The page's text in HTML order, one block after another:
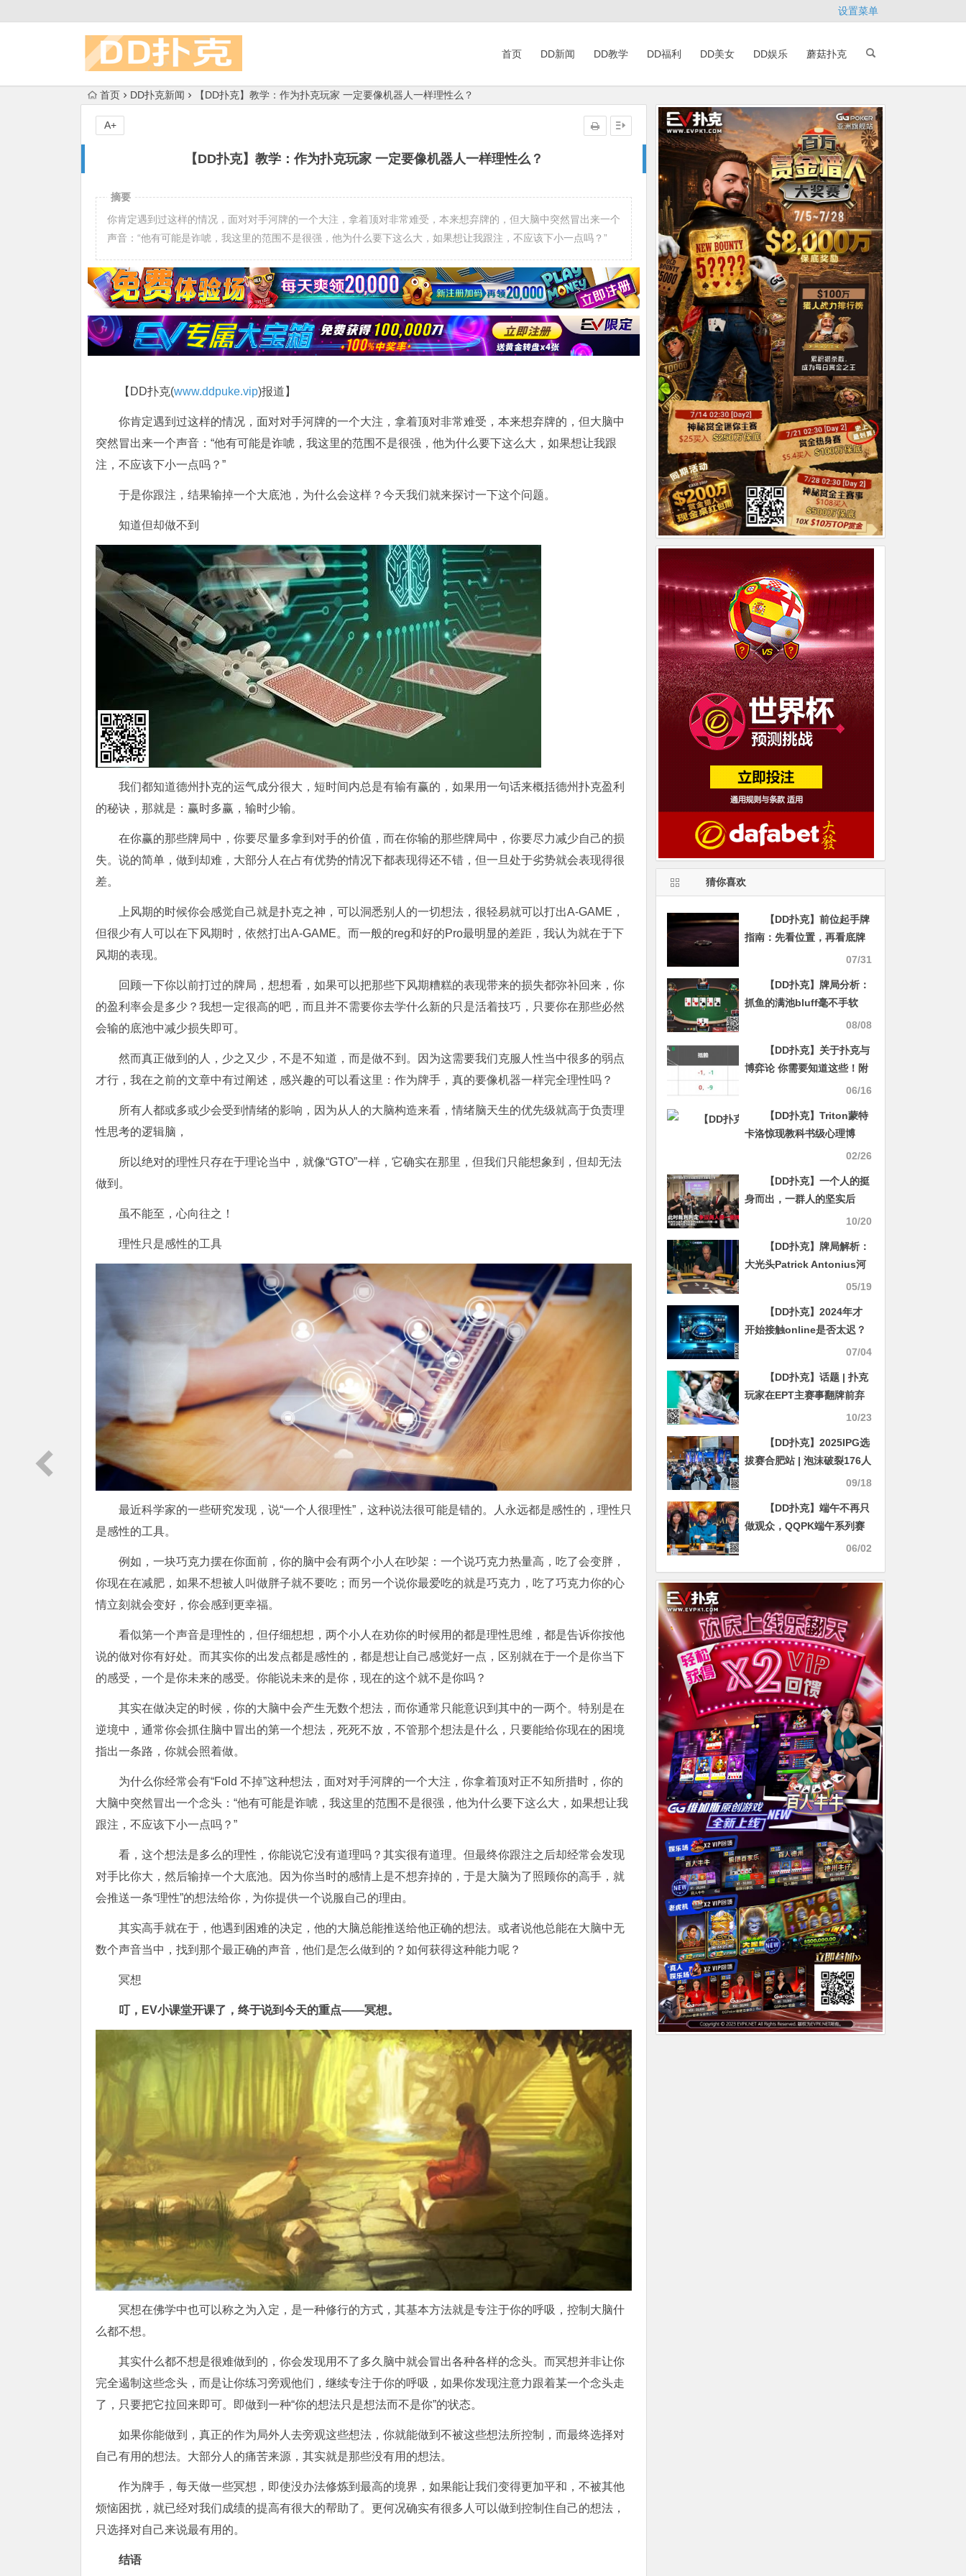
设置菜单
首页 DD新闻 DD教学 DD福利 DD美女 DD娱乐 蘑菇扑克
首页 DD扑克新闻 【DD扑克】教学：作为扑克玩家 一定要像机器人一样理性么？
【DD扑克】教学：作为扑克玩家 一定要像机器人一样理性么？
A+
摘要
你肯定遇到过这样的情况，面对对手河牌的一个大注，拿着顶对非常难受，本来想弃牌的，但大脑中突然冒出来一个
声音：“他有可能是诈唬，我这里的范围不是很强，他为什么要下这么大，如果想让我跟注，不应该下小一点吗？”
【DD扑克(www.ddpuke.vip)报道】
你肯定遇到过这样的情况，面对对手河牌的一个大注，拿着顶对非常难受，本来想弃牌的，但大脑中
突然冒出来一个声音：“他有可能是诈唬，我这里的范围不是很强，他为什么要下这么大，如果想让我跟
注，不应该下小一点吗？”
于是你跟注，结果输掉一个大底池，为什么会这样？今天我们就来探讨一下这个问题。
知道但却做不到
我们都知道德州扑克的运气成分很大，短时间内总是有输有赢的，如果用一句话来概括德州扑克盈利
的秘诀，那就是：赢时多赢，输时少输。
在你赢的那些牌局中，你要尽量多拿到对手的价值，而在你输的那些牌局中，你要尽力减少自己的损
失。说的简单，做到却难，大部分人在占有优势的情况下都表现得还不错，但一旦处于劣势就会表现得很
差。
上风期的时候你会感觉自己就是扑克之神，可以洞悉别人的一切想法，很轻易就可以打出A-GAME，
但很少有人可以在下风期时，依然打出A-GAME。而一般的reg和好的Pro最明显的差距，我认为就在于下
风期的表现。
回顾一下你以前打过的牌局，想想看，如果可以把那些下风期糟糕的表现带来的损失都弥补回来，你
的盈利率会是多少？我想一定很高的吧，而且并不需要你去学什么新的只是活着技巧，只要你在那些必然
会输的底池中减少损失即可。
然而真正做到的人，少之又少，不是不知道，而是做不到。因为这需要我们克服人性当中很多的弱点
才行，我在之前的文章中有过阐述，感兴趣的可以看这里：作为牌手，真的要像机器一样完全理性吗？
所有人都或多或少会受到情绪的影响，因为从人的大脑构造来看，情绪脑天生的优先级就高于负责理
性思考的逻辑脑，
所以绝对的理性只存在于理论当中，就像“GTO”一样，它确实在那里，但我们只能想象到，但却无法
做到。
虽不能至，心向往之！
理性只是感性的工具
最近科学家的一些研究发现，说“一个人很理性”，这种说法很可能是错的。人永远都是感性的，理性只
是感性的工具。
例如，一块巧克力摆在你面前，你的脑中会有两个小人在吵架：一个说巧克力热量高，吃了会变胖，
你现在在减肥，如果不想被人叫做胖子就不要吃；而另一个说你最爱吃的就是巧克力，吃了巧克力你的心
情立刻就会变好，你会感到更幸福。
看似第一个声音是理性的，但仔细想想，两个小人在劝你的时候用的都是理性思维，都是告诉你按他
说的做对你有好处。而其实你的出发点都是感性的，都是想让自己感觉好一点，区别就在于一个是你当下
的感受，一个是你未来的感受。你能说未来的是你，现在的这个就不是你吗？
其实在做决定的时候，你的大脑中会产生无数个想法，而你通常只能意识到其中的一两个。特别是在
逆境中，通常你会抓住脑中冒出的第一个想法，死死不放，不管那个想法是什么，只要能给你现在的困境
指出一条路，你就会照着做。
为什么你经常会有“Fold 不掉”这种想法，面对对手河牌的一个大注，你拿着顶对正不知所措时，你的
大脑中突然冒出一个念头：“他有可能是诈唬，我这里的范围不是很强，他为什么要下这么大，如果想让我
跟注，不应该下小一点吗？”
看，这个想法是多么的理性，你能说它没有道理吗？其实很有道理。但最终你跟注之后却经常会发现
对手比你大，然后输掉一个大底池。因为你当时的感情上是不想弃掉的，于是大脑为了照顾你的高手，就
会推送一条“理性”的想法给你，为你提供一个说服自己的理由。
其实高手就在于，他遇到困难的决定，他的大脑总能推送给他正确的想法。或者说他总能在大脑中无
数个声音当中，找到那个最正确的声音，他们是怎么做到的？如何获得这种能力呢？
冥想
叮，EV小课堂开课了，终于说到今天的重点——冥想。
冥想在佛学中也可以称之为入定，是一种修行的方式，其基本方法就是专注于你的呼吸，控制大脑什
么都不想。
其实什么都不想是很难做到的，你会发现用不了多久脑中就会冒出各种各样的念头。而冥想并非让你
完全遏制这些念头，而是让你练习旁观他们，继续专注于你的呼吸，如果你发现注意力跟着某一个念头走
了，只要把它拉回来即可。即做到一种“你的想法只是想法而不是你”的状态。
如果你能做到，真正的作为局外人去旁观这些想法，你就能做到不被这些想法所控制，而最终选择对
自己有用的想法。大部分人的痛苦来源，其实就是那些没有用的想法。
作为牌手，每天做一些冥想，即使没办法修炼到最高的境界，如果能让我们变得更加平和，不被其他
烦恼困扰，就已经对我们成绩的提高有很大的帮助了。更何况确实有很多人可以做到控制住自己的想法，
只选择对自己来说最有用的。
结语
猜你喜欢
【DD扑克】前位起手牌
指南：先看位置，再看底牌
07/31
【DD扑克】牌局分析：
抓鱼的满池bluff毫不手软
08/08
【DD扑克】关于扑克与
博弈论 你需要知道这些！附
06/16
【DD扑克】Triton蒙特
卡洛惊现教科书级心理博
弈：Haxton如何用“三层思
02/26
【DD扑克】一个人的挺
身而出，一群人的坚实后
盾：中国选手用团结和理性
10/20
【DD扑克】牌局解析：
大光头Patrick Antonius河
05/19
【DD扑克】2024年才
开始接触online是否太迟？
这么晚入行还有得赚吗？07/04
【DD扑克】话题 | 扑克
玩家在EPT主赛事翻牌前弃
10/23
【DD扑克】2025IPG选
拔赛合肥站 | 泡沫破裂176人
奖励圈大门敞开，王固越领
09/18
【DD扑克】端午不再只
做观众，QQPK端午系列赛
助你零成本前往KPC主赛！
06/02